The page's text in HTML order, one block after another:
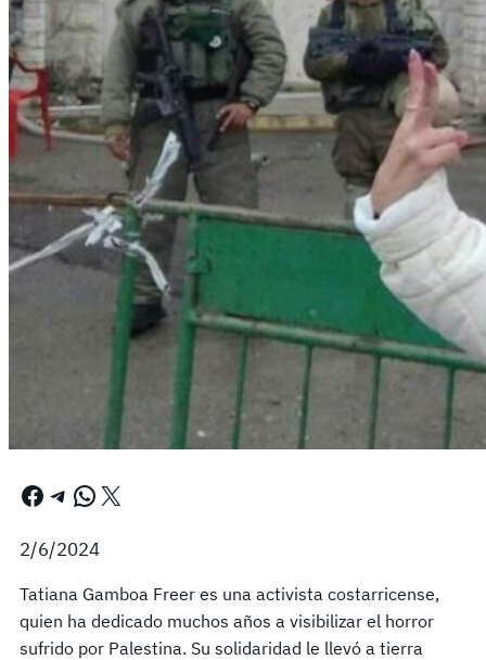
Facebook Telegram WhatsApp X
2/6/2024
Tatiana Gamboa Freer es una activista costarricense,
quien ha dedicado muchos años a visibilizar el horror
sufrido por Palestina. Su solidaridad le llevó a tierra